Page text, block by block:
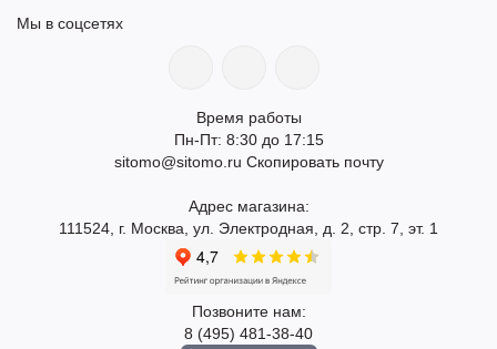
Мы в соцсетях
Время работы
Пн-Пт: 8:30 до 17:15
sitomo@sitomo.ru Скопировать почту
Адрес магазина:
111524, г. Москва, ул. Электродная, д. 2, стр. 7, эт. 1
Позвоните нам:
8 (495) 481-38-40